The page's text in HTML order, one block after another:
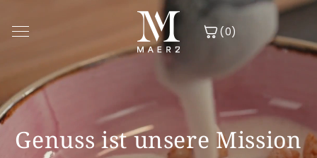
Inhalt
Sortiment
Über uns
(0)
Genuss ist unsere Mission